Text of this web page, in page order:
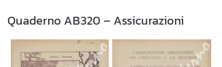
Quaderno AB320 – Assicurazioni